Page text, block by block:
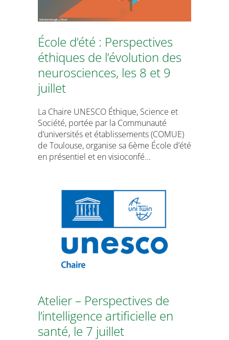
École d’été : Perspectives
éthiques de l’évolution des
neurosciences, les 8 et 9
juillet
La Chaire UNESCO Éthique, Science et
Société, portée par la Communauté
d’universités et établissements (COMUE)
de Toulouse, organise sa 6ème École d’été
en présentiel et en visioconfé...
Atelier – Perspectives de
l’intelligence artificielle en
santé, le 7 juillet